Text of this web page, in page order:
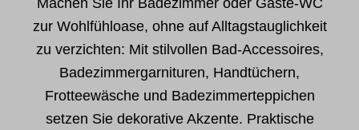
Machen Sie Ihr Badezimmer oder Gäste-WC
zur Wohlfühloase, ohne auf Alltagstauglichkeit
zu verzichten: Mit stilvollen Bad-Accessoires,
Badezimmergarnituren, Handtüchern,
Frotteewäsche und Badezimmerteppichen
setzen Sie dekorative Akzente. Praktische